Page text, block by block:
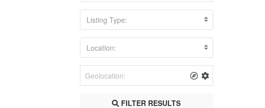
Listing Type:
Location:
FILTER RESULTS